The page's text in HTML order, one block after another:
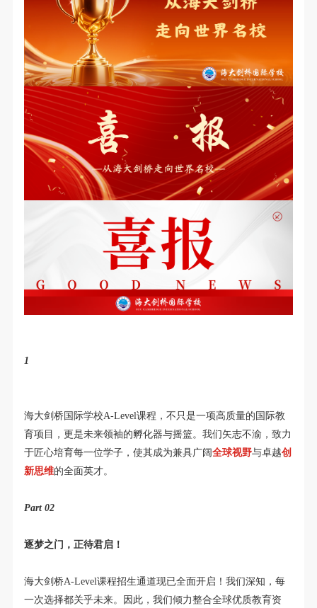
1
海大剑桥国际学校A-Level课程，不只是一项高质量的国际教
育项目，更是未来领袖的孵化器与摇篮。我们矢志不渝，致力
于匠心培育每一位学子，使其成为兼具广阔全球视野与卓越创
新思维的全面英才。
Part 02
逐梦之门，正待君启！
海大剑桥A-Level课程招生通道现已全面开启！我们深知，每
一次选择都关乎未来。因此，我们倾力整合全球优质教育资